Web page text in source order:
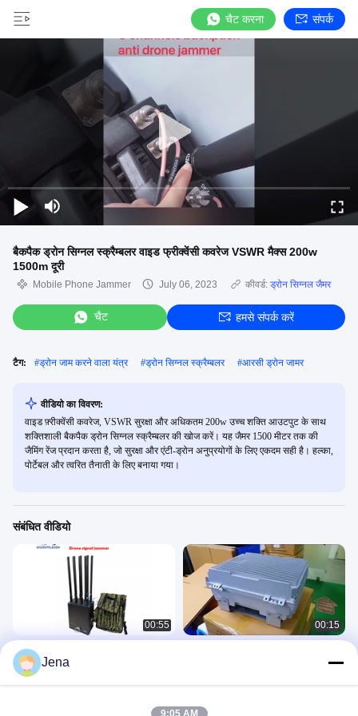
चैट करना संपर्क
बैकपैक ड्रोन सिग्नल स्क्रैम्बलर वाइड फ्रीक्वेंसी कवरेज VSWR मैक्स 200w
1500m दूरी
Mobile Phone Jammer July 06, 2023 कीवर्ड: ड्रोन सिग्नल जैमर
चैट हमसे संपर्क करें
टैग: #ड्रोन जाम करने वाला यंत्र #ड्रोन सिग्नल स्क्रैम्बलर #आरसी ड्रोन जामर
वीडियो का विवरण:
वाइड फ़्रीक्वेंसी कवरेज, VSWR सुरक्षा और अधिकतम 200w उच्च शक्ति आउटपुट के साथ
शक्तिशाली बैकपैक ड्रोन सिग्नल स्क्रैम्बलर की खोज करें। यह जैमर 1500 मीटर तक की
जैमिंग रेंज प्रदान करता है, जो सुरक्षा और एंटी-ड्रोन अनुप्रयोगों के लिए एकदम सही है। हल्का,
पोर्टेबल और त्वरित तैनाती के लिए बनाया गया।
संबंधित वीडियो
00:55
8 बैंड 400w पावर मैन पैक ड्रोन सिग्नल जैमर
धातु मामले बैग बैकपैक यूएवी ड्रोन जैमर
Mobile Phone Jammer
00:15
Jena
9:05 AM